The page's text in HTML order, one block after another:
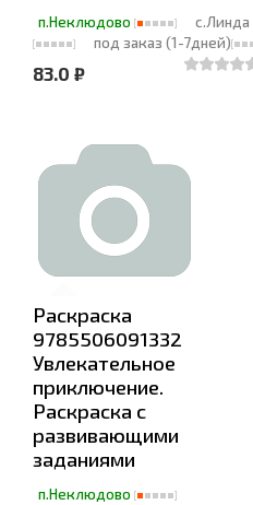
п.Неклюдово
с.Линда
под заказ (1-7дней)
83.0 ₽
Раскраска
9785506091332
Увлекательное
приключение.
Раскраска с
развивающими
заданиями
п.Неклюдово